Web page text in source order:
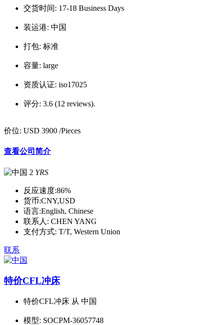
交货时间: 17-18 Business Days
装运港: 中国
打包: 标准
容量: large
资质认证: iso17025
评分: 3.6 (12 reviews).
价位: USD 3900 /Pieces
查看公司简介
2 YRS
反应速度:86%
货币:CNY,USD
语言:English, Chinese
联系人: CHEN YANG
支付方式: T/T, Western Union
联系
特价CFL冲床
特价CFL冲床 从 中国
模型: SOCPM-36057748